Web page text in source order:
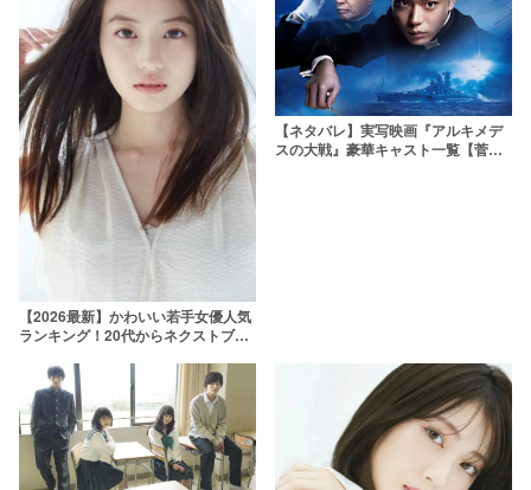
【2026最新】かわいい若手女優人気
ランキング！20代からネクストブレ
【ネタバレ】実写映画『アルキメデ
スの大戦』豪華キャスト一覧【菅田